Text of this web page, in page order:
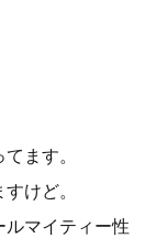
ます。
けど。
マイティー性